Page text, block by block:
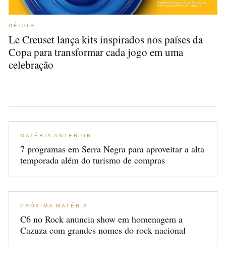
DÉCOR
Le Creuset lança kits inspirados nos países da
Copa para transformar cada jogo em uma
celebração
MATÉRIA ANTERIOR
7 programas em Serra Negra para aproveitar a alta
temporada além do turismo de compras
PRÓXIMA MATÉRIA
C6 no Rock anuncia show em homenagem a
Cazuza com grandes nomes do rock nacional